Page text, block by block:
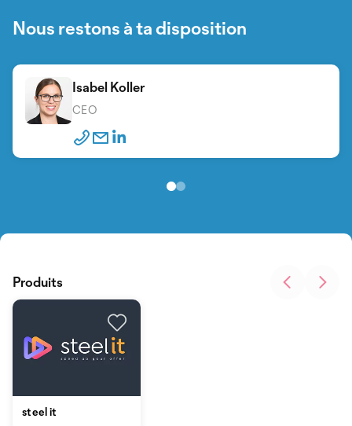
Nous restons à ta disposition
Isabel Koller
CEO
steel it
Produits